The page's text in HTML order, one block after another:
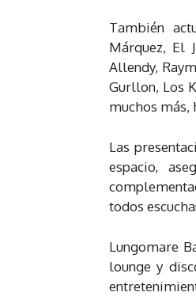
También
Márquez, El
Allendy,
Gurllon, Los
muchos más,
Las
espacio,
todos
Lungomare
lounge y